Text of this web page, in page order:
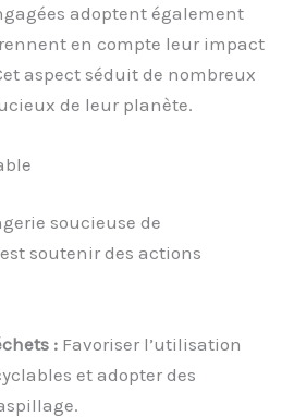
adoptent également
en compte leur impact
aspect séduit de nombreux
de leur planète.
soucieuse de
soutenir des actions
: Favoriser l’utilisation
et adopter des